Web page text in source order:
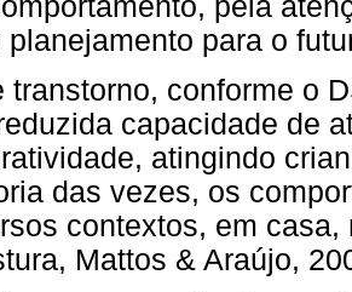
pela
planejamento para o
transtorno, conforme o
capacidade de
atingindo
das vezes, os
contextos, em
Mattos & Araújo,